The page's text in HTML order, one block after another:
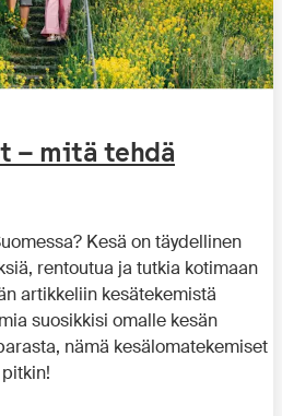
– mitä tehdä
Kesä on täydellinen
rentoutua ja tutkia kotimaan
artikkeliin kesätekemistä
suosikkisi omalle kesän
nämä kesälomatekemiset